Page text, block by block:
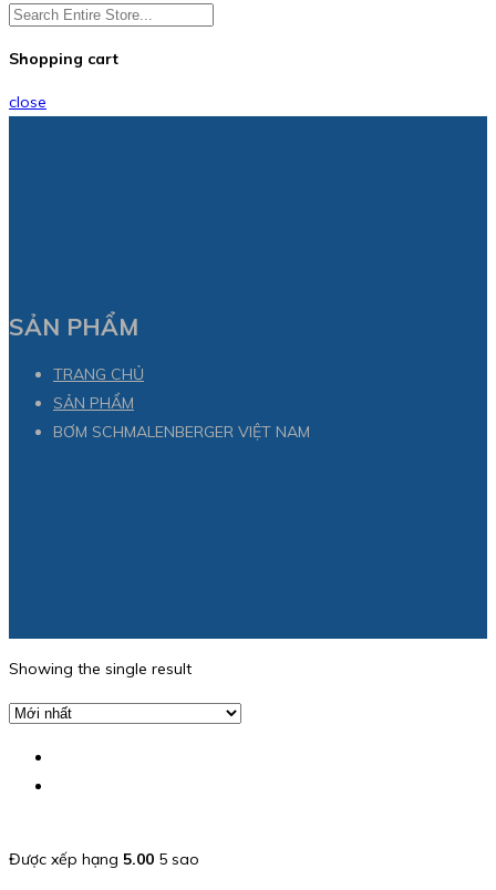
Shopping cart
close
SẢN PHẨM
TRANG CHỦ
SẢN PHẨM
BƠM SCHMALENBERGER VIỆT NAM
Showing the single result
Được xếp hạng 5.00 5 sao